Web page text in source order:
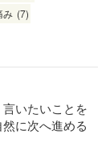
み (7)
いたいことを
に次へ進める